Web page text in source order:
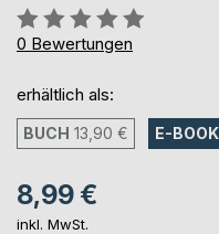
Bewertung::
0%
0 Bewertungen
erhältlich als:
BUCH 13,90 € E-BOOK
8,99 €
inkl. MwSt.